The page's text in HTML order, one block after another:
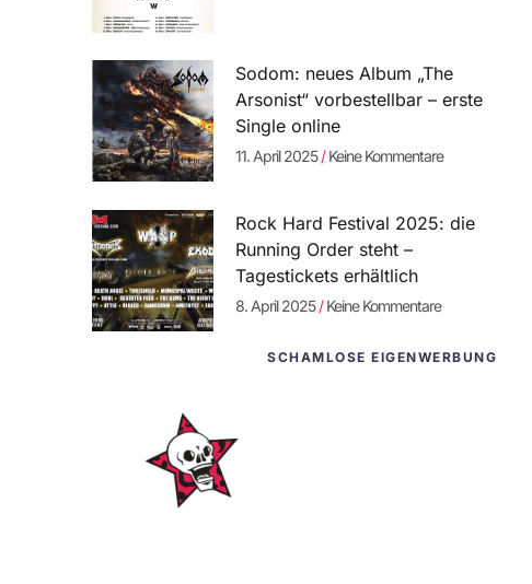
Sodom: neues Album „The
Arsonist“ vorbestellbar – erste
Single online
11. April 2025 Keine Kommentare
Rock Hard Festival 2025: die
Running Order steht –
Tagestickets erhältlich
8. April 2025 Keine Kommentare
SCHAMLOSE EIGENWERBUNG